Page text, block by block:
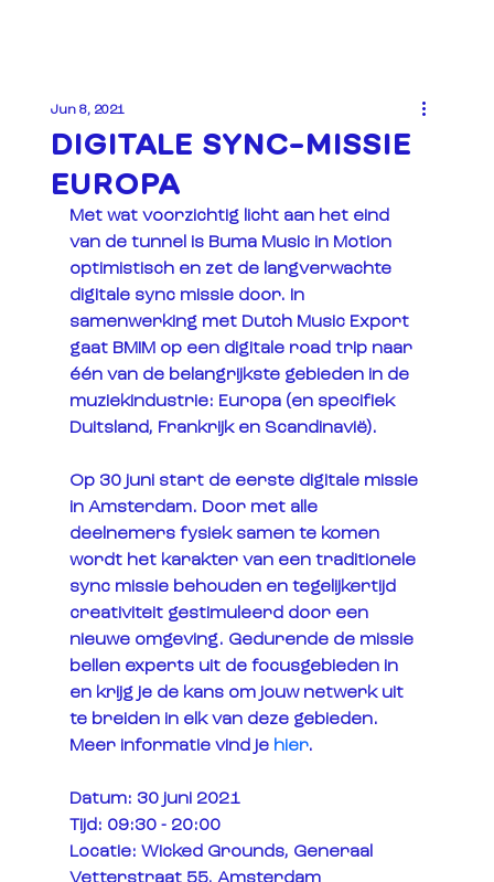
DIGITALE SYNC-MISSIE
EUROPA
Jun 8, 2021
Met wat voorzichtig licht aan het eind
van de tunnel is Buma Music in Motion
optimistisch en zet de langverwachte
digitale sync missie door. In
samenwerking met Dutch Music Export
gaat BMIM op een digitale road trip naar
één van de belangrijkste gebieden in de
muziekindustrie: Europa (en specifiek
Duitsland, Frankrijk en Scandinavië).
Op 30 juni start de eerste digitale missie
in Amsterdam. Door met alle
deelnemers fysiek samen te komen
wordt het karakter van een traditionele
sync missie behouden en tegelijkertijd
creativiteit gestimuleerd door een
nieuwe omgeving. Gedurende de missie
bellen experts uit de focusgebieden in
en krijg je de kans om jouw netwerk uit
te breiden in elk van deze gebieden.
Meer informatie vind je hier.
Datum: 30 juni 2021
Tijd: 09:30 - 20:00
Locatie: Wicked Grounds, Generaal